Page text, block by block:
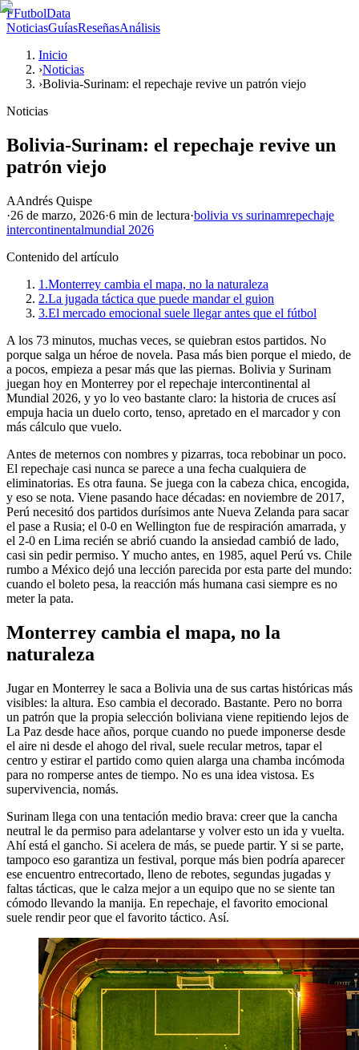
FFutbolData
NoticiasGuíasReseñasAnálisis
Inicio
›Noticias
›Bolivia-Surinam: el repechaje revive un patrón viejo
Noticias
Bolivia-Surinam: el repechaje revive un
patrón viejo
AAndrés Quispe
·26 de marzo, 2026·6 min de lectura·bolivia vs surinamrepechaje
intercontinentalmundial 2026
Contenido del artículo
1.Monterrey cambia el mapa, no la naturaleza
2.La jugada táctica que puede mandar el guion
3.El mercado emocional suele llegar antes que el fútbol
A los 73 minutos, muchas veces, se quiebran estos partidos. No
porque salga un héroe de novela. Pasa más bien porque el miedo, de
a pocos, empieza a pesar más que las piernas. Bolivia y Surinam
juegan hoy en Monterrey por el repechaje intercontinental al
Mundial 2026, y yo lo veo bastante claro: la historia de cruces así
empuja hacia un duelo corto, tenso, apretado en el marcador y con
más cálculo que vuelo.
Antes de meternos con nombres y pizarras, toca rebobinar un poco.
El repechaje casi nunca se parece a una fecha cualquiera de
eliminatorias. Es otra fauna. Se juega con la cabeza chica, encogida,
y eso se nota. Viene pasando hace décadas: en noviembre de 2017,
Perú necesitó dos partidos durísimos ante Nueva Zelanda para sacar
el pase a Rusia; el 0-0 en Wellington fue de respiración amarrada, y
el 2-0 en Lima recién se abrió cuando la ansiedad cambió de lado,
casi sin pedir permiso. Y mucho antes, en 1985, aquel Perú vs. Chile
rumbo a México dejó una lección parecida por esta parte del mundo:
cuando el boleto pesa, la reacción más humana casi siempre es no
meter la pata.
Monterrey cambia el mapa, no la
naturaleza
Jugar en Monterrey le saca a Bolivia una de sus cartas históricas más
visibles: la altura. Eso cambia el decorado. Bastante. Pero no borra
un patrón que la propia selección boliviana viene repitiendo lejos de
La Paz desde hace años, porque cuando no puede imponerse desde
el aire ni desde el ahogo del rival, suele recular metros, tapar el
centro y estirar el partido como quien alarga una chamba incómoda
para no romperse antes de tiempo. No es una idea vistosa. Es
supervivencia, nomás.
Surinam llega con una tentación medio brava: creer que la cancha
neutral le da permiso para adelantarse y volver esto un ida y vuelta.
Ahí está el gancho. Si acelera de más, se puede partir. Y si se parte,
tampoco eso garantiza un festival, porque más bien podría aparecer
ese encuentro entrecortado, lleno de rebotes, segundas jugadas y
faltas tácticas, que le calza mejor a un equipo que no se siente tan
cómodo llevando la manija. En repechaje, el favorito emocional
suele rendir peor que el favorito táctico. Así.